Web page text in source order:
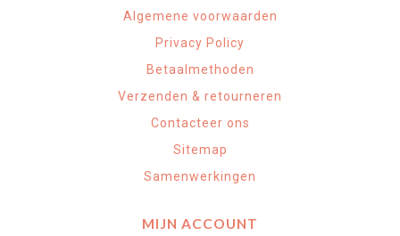
Algemene voorwaarden
Privacy Policy
Betaalmethoden
Verzenden & retourneren
Contacteer ons
Sitemap
Samenwerkingen
MIJN ACCOUNT